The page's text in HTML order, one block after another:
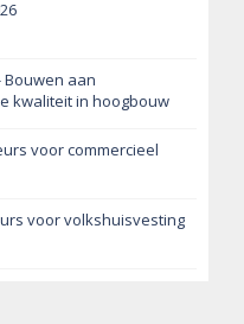
Bouwen aan
kwaliteit in hoogbouw
voor commercieel
voor volkshuisvesting